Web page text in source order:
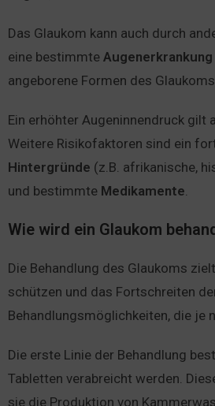
Das Glaukom kann auch durch
eine bestimmte Augenerkrankung
angeborene Formen des
Ein erhöhter Augeninnendruck
Weitere Risikofaktoren sind ein
Hintergründe (z.B. afrikanische,
und bestimmte Medikamente.
Wie wird ein Glaukom
Die Behandlung des Glaukoms
schützen und das Fortschreiten
Behandlungsmöglichkeiten, die je
Die erste Linie der Behandlung
Tabletten verabreicht werden.
sie die Produktion von